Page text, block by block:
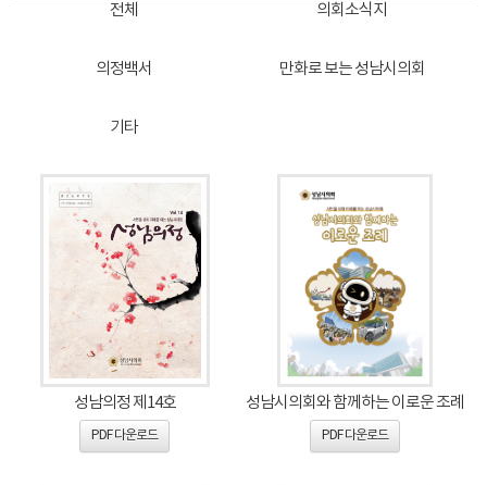
전체 의회소식지
의정백서 만화로 보는 성남시의회
기타
성남의정 제14호
PDF 다운로드
성남시의회와 함께하는 이로운 조례
PDF 다운로드